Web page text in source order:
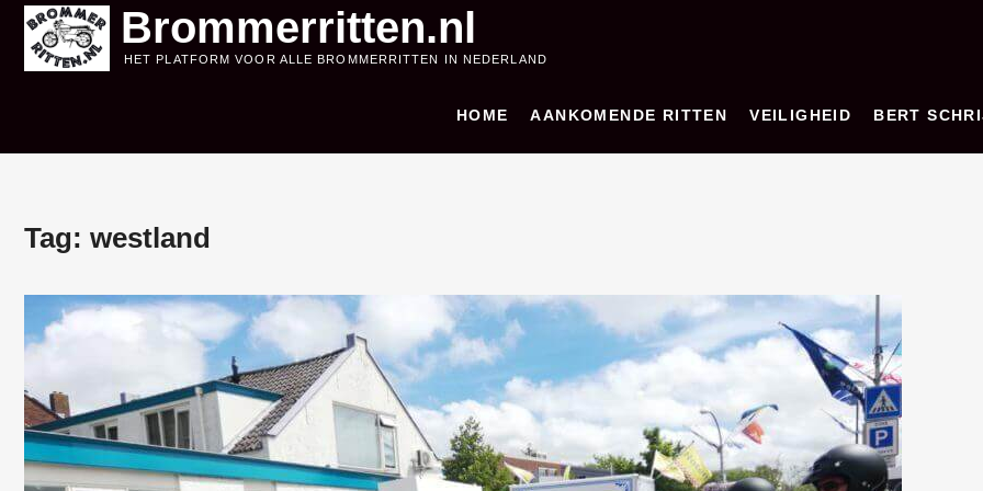
Skip
content
Brommerritten.nl
HET PLATFORM VOOR ALLE BROMMERRITTEN IN NEDERLAND
HOME AANKOMENDE RITTEN VEILIGHEID BERT
Tag: westland